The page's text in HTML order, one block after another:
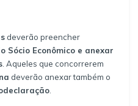
deverão preencher
Sócio Econômico e anexar
. Aqueles que concorrerem
deverão anexar também o